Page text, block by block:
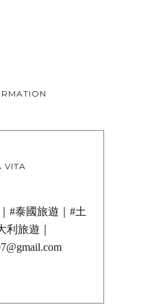
VITA
#泰國旅遊｜#土
利旅遊｜